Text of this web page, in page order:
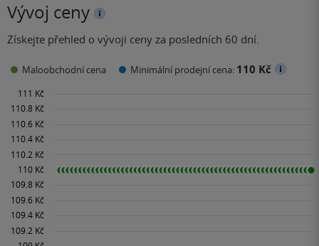
Vývoj ceny
Získejte přehled o vývoji ceny za posledních 60 dní.
Maloobchodní cena Minimální prodejní cena: 110 Kč